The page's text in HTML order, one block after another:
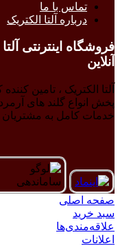
تماس با ما
درباره آلتا الکتریک
فروشگاه اینترنتی
آنلاین
آلتا الکتریک ، تامین
پخش انواع گلند های
خدمات کامل به
صفحه اصلی
سبد خرید
علاقه‌مندی‌ها
اعلانات